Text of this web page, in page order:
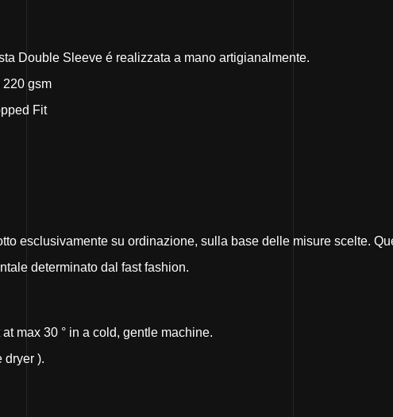
Double Sleeve é realizzata a mano artigianalmente.
220 gsm
Fit
esclusivamente su ordinazione, sulla base delle misure scelte.
determinato dal fast fashion.
max 30 ° in a cold, gentle machine.
dryer ).